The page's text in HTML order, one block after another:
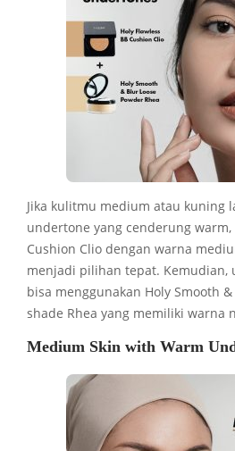
Jika kulitmu medium atau kuning
undertone yang cenderung warm,
Cushion Clio dengan warna
menjadi pilihan tepat. Kemudian,
bisa menggunakan Holy Smooth
shade Rhea yang memiliki warna
Medium Skin with Warm